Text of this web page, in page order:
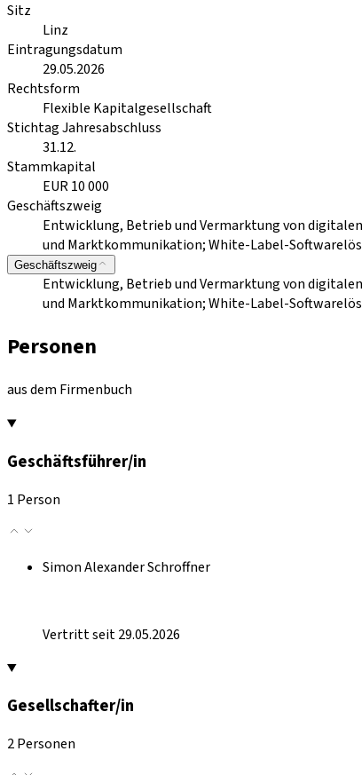
Sitz
Linz
Eintragungsdatum
29.05.2026
Rechtsform
Flexible Kapitalgesellschaft
Stichtag Jahresabschluss
31.12.
Stammkapital
EUR 10 000
Geschäftszweig
Entwicklung, Betrieb und Vermarktung von
und Marktkommunikation; White-Label-
Geschäftszweig
Entwicklung, Betrieb und Vermarktung von
und Marktkommunikation; White-Label-
Personen
aus dem Firmenbuch
Geschäftsführer/in
1 Person
Simon Alexander Schroffner
Vertritt seit 29.05.2026
Gesellschafter/in
2 Personen